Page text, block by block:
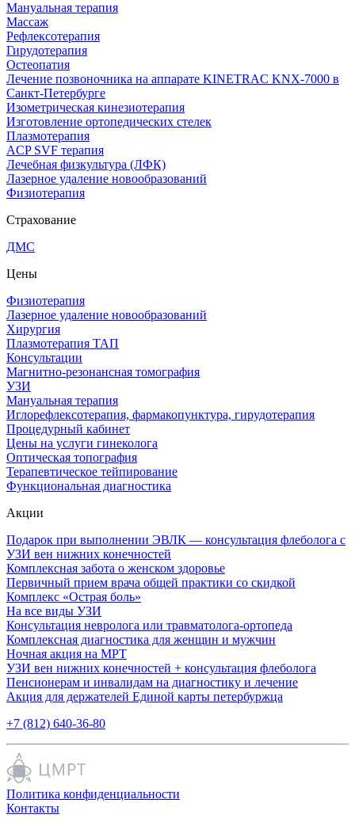
Мануальная терапия
Массаж
Рефлексотерапия
Гирудотерапия
Остеопатия
Лечение позвоночника на аппарате KINETRAC KNX-7000 в
Санкт-Петербурге
Изометрическая кинезиотерапия
Изготовление ортопедических стелек
Плазмотерапия
ACP SVF терапия
Лечебная физкультура (ЛФК)
Лазерное удаление новообразований
Физиотерапия
Страхование
ДМС
Цены
Физиотерапия
Лазерное удаление новообразований
Хирургия
Плазмотерапия ТАП
Консультации
Магнитно-резонансная томография
УЗИ
Мануальная терапия
Иглорефлексотерапия, фармакопунктура, гирудотерапия
Процедурный кабинет
Цены на услуги гинеколога
Оптическая топография
Терапевтическое тейпирование
Функциональная диагностика
Акции
Подарок при выполнении ЭВЛК — консультация флеболога с
УЗИ вен нижних конечностей
Комплексная забота о женском здоровье
Первичный прием врача общей практики со скидкой
Комплекс «Острая боль»
На все виды УЗИ
Консультация невролога или травматолога-ортопеда
Комплексная диагностика для женщин и мужчин
Ночная акция на МРТ
УЗИ вен нижних конечностей + консультация флеболога
Пенсионерам и инвалидам на диагностику и лечение
Акция для держателей Единой карты петербуржца
+7 (812) 640-36-80
Политика конфиденциальности
Контакты